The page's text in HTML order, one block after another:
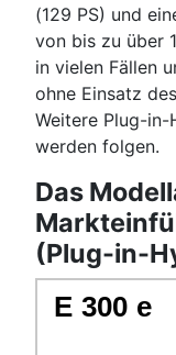
(129 PS) und
von bis zu über
in vielen Fällen
ohne Einsatz
Weitere Plug-in-
werden folgen.
Das
(Plug-in-
E 300 e